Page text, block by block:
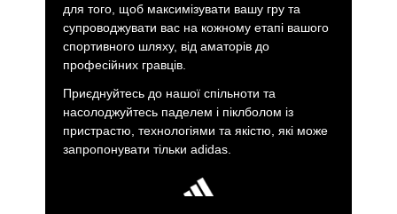
для того, щоб максимізувати вашу гру та
супроводжувати вас на кожному етапі вашого
спортивного шляху, від аматорів до
професійних гравців.
Приєднуйтесь до нашої спільноти та
насолоджуйтесь паделем і піклболом із
пристрастю, технологіями та якістю, які може
запропонувати тільки adidas.